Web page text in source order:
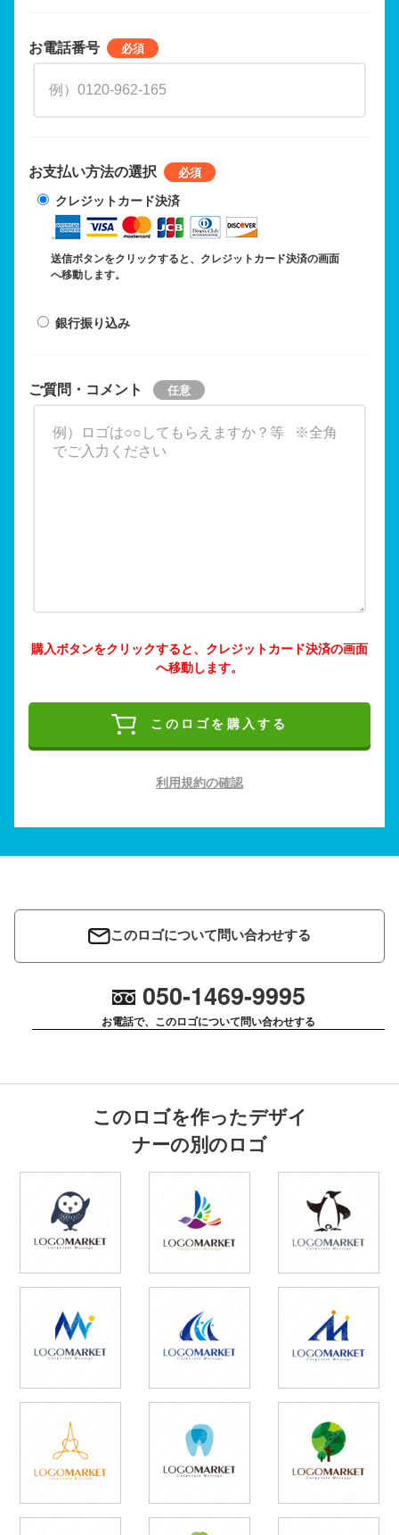
お電話番号
お支払い方法の選択
クレジットカード決済
送信ボタンをクリックすると、クレジットカード決済の画面
へ移動します。
銀行振り込み
ご質問・コメント
購入ボタンをクリックすると、クレジットカード決済の画面
へ移動します。
このロゴを購入する
利用規約の確認
このロゴについて問い合わせする
050-1469-9995
お電話で、このロゴについて問い合わせする
このロゴを作ったデザイ
ナーの別のロゴ